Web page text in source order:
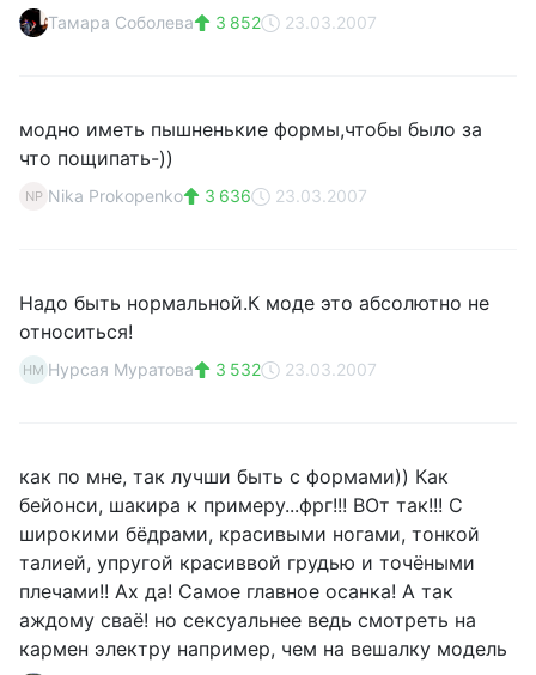
Тамара Соболева 3 852 23.03.2007
модно иметь пышненькие формы,чтобы было за
что пощипать-))
NP Nika Prokopenko 3 636 23.03.2007
Надо быть нормальной.К моде это абсолютно не
относиться!
НМ Нурсая Муратова 3 532 23.03.2007
как по мне, так лучши быть с формами)) Как
бейонси, шакира к примеру...фрг!!! ВОт так!!! С
широкими бёдрами, красивыми ногами, тонкой
талией, упругой красиввой грудью и точёными
плечами!! Ах да! Самое главное осанка! А так
аждому сваё! но сексуальнее ведь смотреть на
кармен электру например, чем на вешалку модель